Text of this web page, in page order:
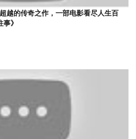
越的传奇之作，一部电影看尽人生百
》